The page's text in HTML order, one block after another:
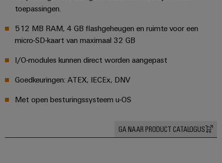
toepassingen.
512 MB RAM, 4 GB flashgeheugen en ruimte voor een
micro-SD-kaart van maximaal 32 GB
I/O-modules kunnen direct worden aangepast
Goedkeuringen: ATEX, IECEx, DNV
Met open besturingssysteem u-OS
GA NAAR PRODUCT CATALOGUS